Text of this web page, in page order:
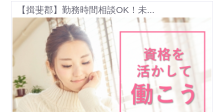
【揖斐郡】勤務時間相談OK！未...